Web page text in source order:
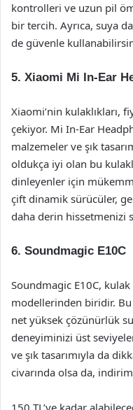
kontrolleri ve uzun pil
bir tercih. Ayrıca, suya
de güvenle
5. Xiaomi Mi In-Ear
Xiaomi’nin kulaklıkları,
çekiyor. Mi In-Ear
malzemeler ve şık
oldukça iyi olan bu
dinleyenler için
çift dinamik sürücüler,
daha derin hissetmenizi
6. Soundmagic E10C
Soundmagic E10C,
modellerinden biridir. Bu
net yüksek çözünürlük
deneyiminizi üst
ve şık tasarımıyla da
civarında olsa da,
150 TL’ye kadar